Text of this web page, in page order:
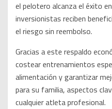
el pelotero alcanza el éxito
inversionistas reciben
el riesgo sin reembolso.
Gracias a este respaldo
costear entrenamientos
alimentación y garantizar
para su familia, aspectos
cualquier atleta profesional.